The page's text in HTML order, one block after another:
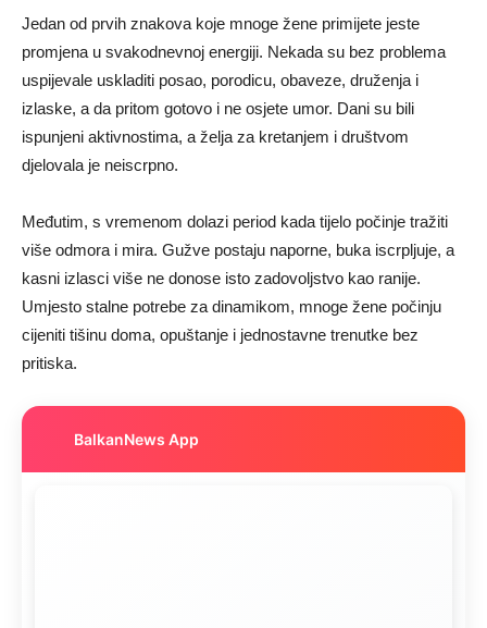
Jedan od prvih znakova koje mnoge žene primijete jeste
promjena u svakodnevnoj energiji. Nekada su bez problema
uspijevale uskladiti posao, porodicu, obaveze, druženja i
izlaske, a da pritom gotovo i ne osjete umor. Dani su bili
ispunjeni aktivnostima, a želja za kretanjem i društvom
djelovala je neiscrpno.
Međutim, s vremenom dolazi period kada tijelo počinje tražiti
više odmora i mira. Gužve postaju naporne, buka iscrpljuje, a
kasni izlasci više ne donose isto zadovoljstvo kao ranije.
Umjesto stalne potrebe za dinamikom, mnoge žene počinju
cijeniti tišinu doma, opuštanje i jednostavne trenutke bez
pritiska.
BalkanNews App